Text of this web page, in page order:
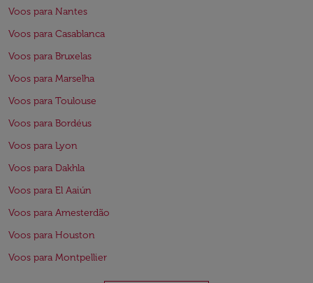
Voos para Nantes
Voos para Casablanca
Voos para Bruxelas
Voos para Marselha
Voos para Toulouse
Voos para Bordéus
Voos para Lyon
Voos para Dakhla
Voos para El Aaiún
Voos para Amesterdão
Voos para Houston
Voos para Montpellier